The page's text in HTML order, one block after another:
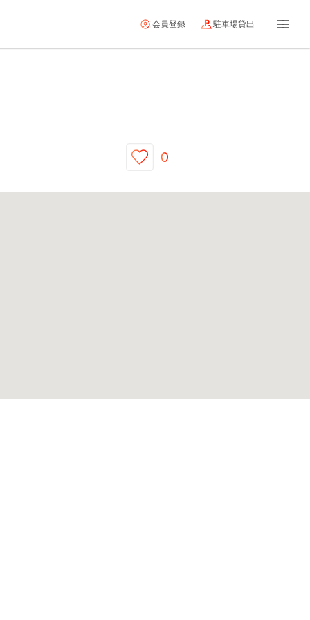
会員登録 駐車場貸出
0